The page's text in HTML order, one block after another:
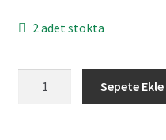
2 adet stokta
Sepete Ekle